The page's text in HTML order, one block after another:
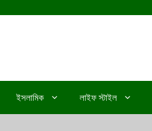
ইসলামিক লাইফ স্টাইল